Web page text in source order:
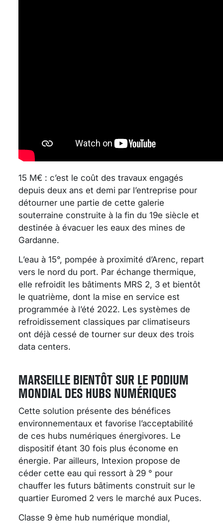
15 M€ : c’est le coût des travaux engagés
depuis deux ans et demi par l’entreprise pour
détourner une partie de cette galerie
souterraine construite à la fin du 19e siècle et
destinée à évacuer les eaux des mines de
Gardanne.
L’eau à 15°, pompée à proximité d’Arenc, repart
vers le nord du port. Par échange thermique,
elle refroidit les bâtiments MRS 2, 3 et bientôt
le quatrième, dont la mise en service est
programmée à l’été 2022. Les systèmes de
refroidissement classiques par climatiseurs
ont déjà cessé de tourner sur deux des trois
data centers.
MARSEILLE BIENTÔT SUR LE PODIUM
MONDIAL DES HUBS NUMÉRIQUES
Cette solution présente des bénéfices
environnementaux et favorise l’acceptabilité
de ces hubs numériques énergivores. Le
dispositif étant 30 fois plus économe en
énergie. Par ailleurs, Intexion propose de
céder cette eau qui ressort à 29 ° pour
chauffer les futurs bâtiments construit sur le
quartier Euromed 2 vers le marché aux Puces.
Classe 9 ème hub numérique mondial,